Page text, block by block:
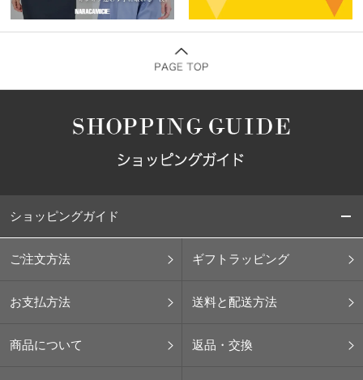
ショッピングガイド
ご注文方法 ギフトラッピング
お支払方法 送料と配送方法
商品について 返品・交換